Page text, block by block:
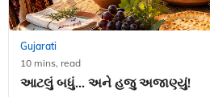
Gujarati
10 mins, read
આટલું બધું... અને હજુ અજાણ્યું!